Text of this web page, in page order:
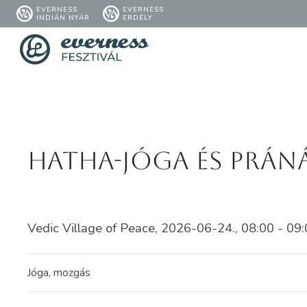
EVERNESS
INDIÁN NYÁR
EVERNESS
ERDÉLY
Hatha-jóga és
Vedic Village of Peace, 2026-06-24., 08:00 -
Jóga, mozgás